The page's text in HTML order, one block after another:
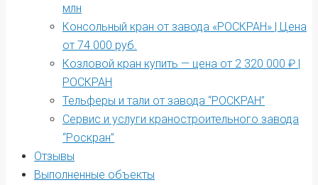
млн
Консольный кран от завода «РОСКРАН» | Цена
от 74 000 руб.
Козловой кран купить — цена от 2 320 000 ₽ |
РОСКРАН
Тельферы и тали от завода “РОСКРАН”
Сервис и услуги краностроительного завода
“Роскран”
Отзывы
Выполненные объекты